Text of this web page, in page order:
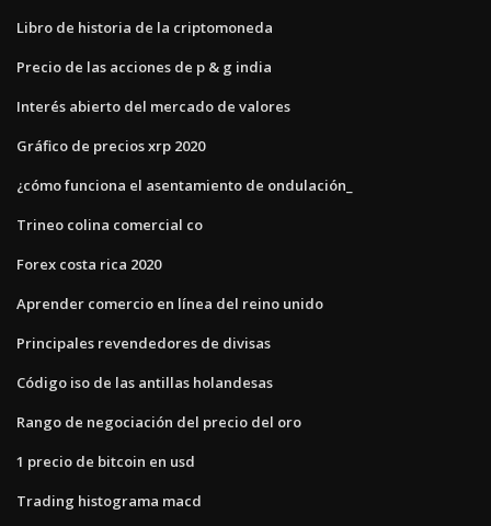
Libro de historia de la criptomoneda
Precio de las acciones de p & g india
Interés abierto del mercado de valores
Gráfico de precios xrp 2020
¿cómo funciona el asentamiento de ondulación_
Trineo colina comercial co
Forex costa rica 2020
Aprender comercio en línea del reino unido
Principales revendedores de divisas
Código iso de las antillas holandesas
Rango de negociación del precio del oro
1 precio de bitcoin en usd
Trading histograma macd